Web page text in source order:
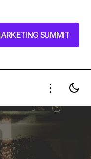
SUMMIT
SUMMIT
specjalistką od